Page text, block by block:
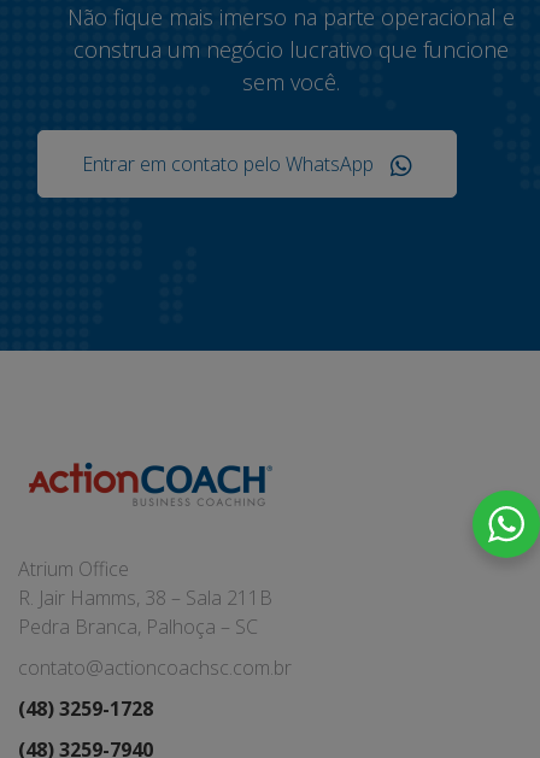
Não fique mais imerso na parte operacional e
construa um negócio lucrativo que funcione
sem você.
Entrar em contato pelo WhatsApp
Atrium Office
R. Jair Hamms, 38 – Sala 211B
Pedra Branca, Palhoça – SC
contato@actioncoachsc.com.br
(48) 3259-1728
(48) 3259-7940